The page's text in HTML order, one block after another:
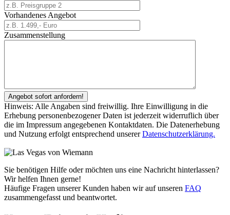
Vorhandenes Angebot
Zusammenstellung
Hinweis: Alle Angaben sind freiwillig. Ihre Einwilligung in die
Erhebung personenbezogener Daten ist jederzeit widerruflich über
die im Impressum angegebenen Kontaktdaten. Die Datenerhebung
und Nutzung erfolgt entsprechend unsererDatenschutzerklärung.
Sie benötigen Hilfe oder möchten uns eine Nachricht hinterlassen?
Wir helfen Ihnen gerne!
Häufige Fragen unserer Kunden haben wir auf unseren FAQ
zusammengefasst und beantwortet.